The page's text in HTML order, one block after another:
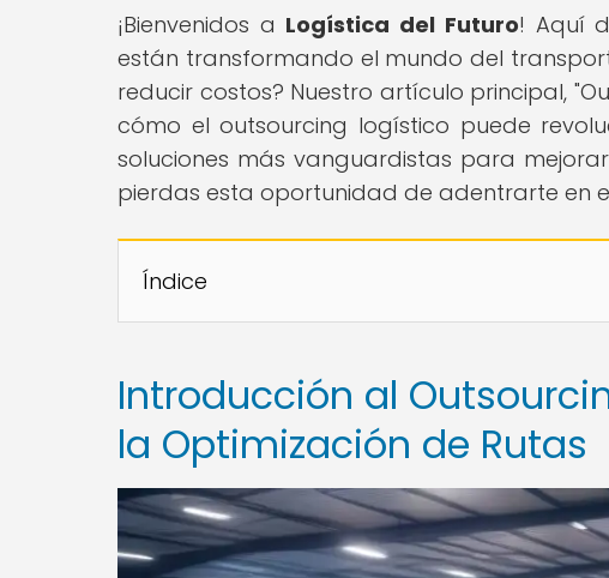
¡Bienvenidos a Logística del Futuro! Aquí
están transformando el mundo del
reducir costos? Nuestro artículo principal,
cómo el outsourcing logístico puede
soluciones más vanguardistas para
pierdas esta oportunidad de adentrarte en
Índice
Introducción al
la Optimización de Rutas